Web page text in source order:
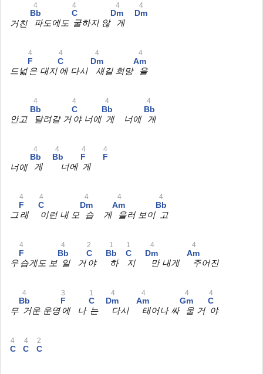
거친
Bb
4
파도에도
C
4
굴하지 않
Dm
4
게
Dm
4
드넓
F
4
은 대지
C
4
에 다시
Dm
4
새길 희망
Am
4
을
안고
Bb
4
달려갈 거
C
4
야 너에
Bb
4
게 너에
Bb
4
게
너에
Bb
4
게
Bb
4
너에
F
4
게
F
4
그
F
4
래
C
4
이런 내 모
Dm
4
습 게
Am
4
을러 보이
Bb
4
고
우
F
4
습게도 보
Bb
4
일 거
C
2
야
Bb
1
하
C
1
지
Dm
4
만 내게
Am
4
주어진
무
Bb
4
거운 운명
F
3
에 나
C
1
는
Dm
4
다시
Am
4
태어나 싸
Gm
4
울 거
C
4
야
C
4
C
4
C
2